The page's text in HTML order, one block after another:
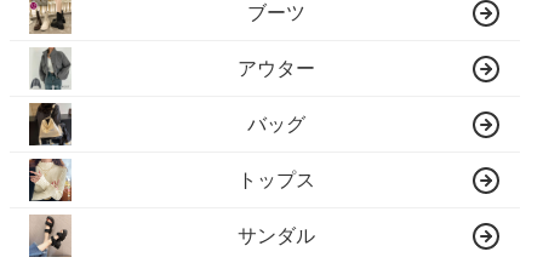
ブーツ
アウター
バッグ
トップス
サンダル